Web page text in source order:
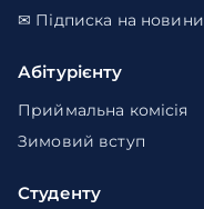
✉ Підписка на новини
Абітурієнту
Приймальна комісія
Зимовий вступ
Студенту